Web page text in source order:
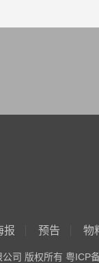
报 预告
物
司 版权所有 粤ICP